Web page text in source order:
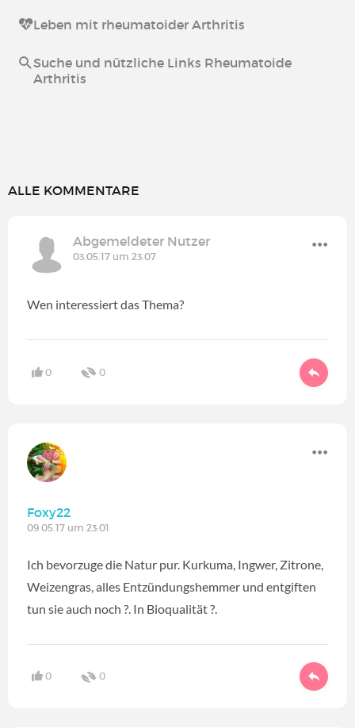
Leben mit rheumatoider Arthritis
Suche und nützliche Links Rheumatoide
Arthritis
ALLE KOMMENTARE
Abgemeldeter Nutzer
03.05.17 um 23:07
Wen interessiert das Thema?
0 0
Foxy22
09.05.17 um 23:01
Ich bevorzuge die Natur pur. Kurkuma, Ingwer, Zitrone,
Weizengras, alles Entzündungshemmer und entgiften
tun sie auch noch ?. In Bioqualität ?.
0 0